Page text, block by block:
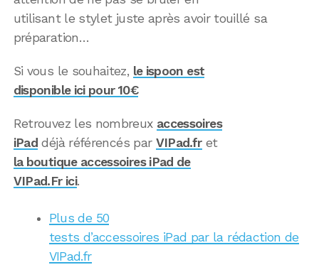
utilisant le stylet juste après avoir touillé sa
préparation…
Si vous le souhaitez, le ispoon est
disponible ici pour 10€
Retrouvez les nombreux accessoires
iPad déjà référencés par VIPad.fret
la boutique accessoires iPad de
VIPad.Fr ici.
Plus de 50
tests d’accessoires iPad par la rédaction de
VIPad.fr